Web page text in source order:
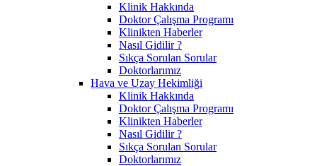
Klinik Hakkında
Doktor Çalışma Programı
Klinikten Haberler
Nasıl Gidilir ?
Sıkça Sorulan Sorular
Doktorlarımız
Hava ve Uzay Hekimliği
Klinik Hakkında
Doktor Çalışma Programı
Klinikten Haberler
Nasıl Gidilir ?
Sıkça Sorulan Sorular
Doktorlarımız